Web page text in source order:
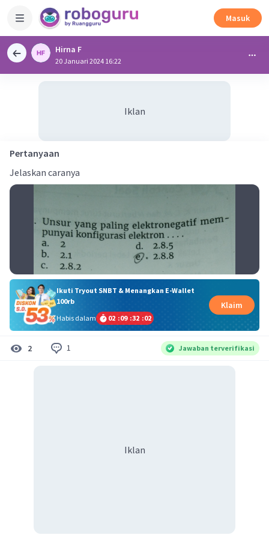
Masuk
Hirna F
20 Januari 2024 16:22
Iklan
Pertanyaan
Jelaskan caranya
Ikuti Tryout SNBT & Menangkan E-Wallet
100rb
Habis dalam
02 :09 :32 :02
Klaim
2 1 Jawaban terverifikasi
Iklan